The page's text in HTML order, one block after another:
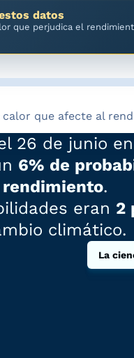
datos
que perjudica el
calor que afecte al
26 de junio en
6% de
.
eran 2
climático.
La